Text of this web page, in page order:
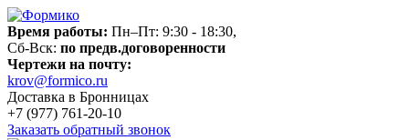
Время работы: Пн–Пт: 9:30 - 18:30,
Сб-Вск: по предв.договоренности
Чертежи на почту:
krov@formico.ru
Доставка в Бронницах
+7 (977) 761-20-10
Заказать обратный звонок